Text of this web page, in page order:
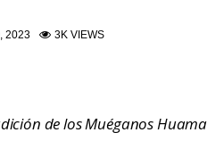
2023 3K VIEWS
de los Muéganos